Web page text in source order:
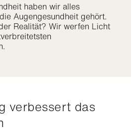
haben wir alles
Augengesundheit gehört.
Realität? Wir werfen Licht